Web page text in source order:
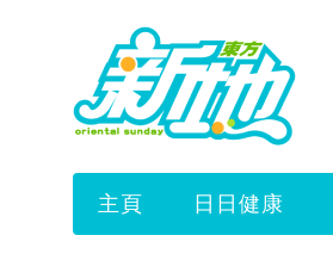
主頁 日日健康